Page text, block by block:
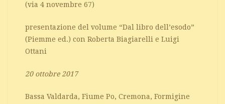
(via 4 novembre 67)
presentazione del volume “Dal libro dell’esodo”
(Piemme ed.) con Roberta Biagiarelli e Luigi
Ottani
20 ottobre 2017
Bassa Valdarda, Fiume Po, Cremona, Formigine